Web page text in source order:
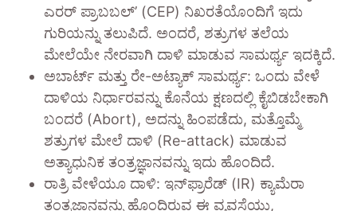
ಎರರ್ ಪ್ರಾಬಬಲ್’ (CEP) ನಿಖರತೆಯೊಂದಿಗೆ ಇದು
ಗುರಿಯನ್ನು ತಲುಪಿದೆ. ಅಂದರೆ, ಶತ್ರುಗಳ ತಲೆಯ
ಮೇಲೆಯೇ ನೇರವಾಗಿ ದಾಳಿ ಮಾಡುವ ಸಾಮರ್ಥ್ಯ ಇದಕ್ಕಿದೆ.
​ಅಬಾರ್ಟ್ ಮತ್ತು ರೇ-ಅಟ್ಯಾಕ್ ಸಾಮರ್ಥ್ಯ: ಒಂದು ವೇಳೆ
ದಾಳಿಯ ನಿರ್ಧಾರವನ್ನು ಕೊನೆಯ ಕ್ಷಣದಲ್ಲಿ ಕೈಬಿಡಬೇಕಾಗಿ
ಬಂದರೆ (Abort), ಅದನ್ನು ಹಿಂಪಡೆದು, ಮತ್ತೊಮ್ಮೆ
ಶತ್ರುಗಳ ಮೇಲೆ ದಾಳಿ (Re-attack) ಮಾಡುವ
ಅತ್ಯಾಧುನಿಕ ತಂತ್ರಜ್ಞಾನವನ್ನು ಇದು ಹೊಂದಿದೆ.
ರಾತ್ರಿ ವೇಳೆಯೂ ದಾಳಿ: ಇನ್‌ಫ್ರಾರೆಡ್ (IR) ಕ್ಯಾಮೆರಾ
ತಂತ್ರಜ್ಞಾನವನ್ನು ಹೊಂದಿರುವ ಈ ವ್ಯವಸ್ಥೆಯು,